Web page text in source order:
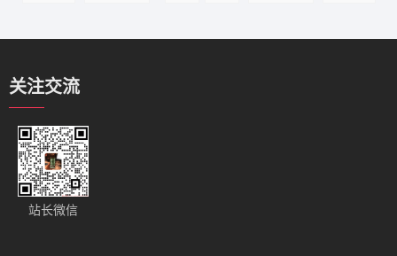
关注交流
站长微信